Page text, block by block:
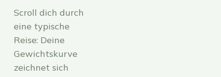
Scroll dich durch
eine typische
Reise: Deine
Gewichtskurve
zeichnet sich